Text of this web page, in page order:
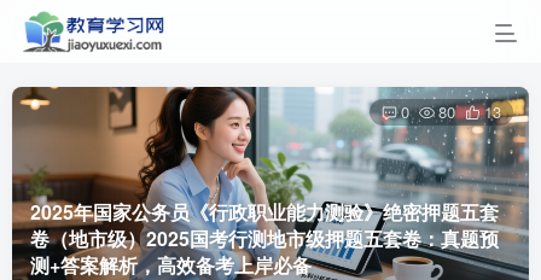
2025年国家公务员《行政职业能力测验》绝密押题五套
卷（地市级）2025国考行测地市级押题五套卷：真题预
测+答案解析，高效备考上岸必备
0 80 13